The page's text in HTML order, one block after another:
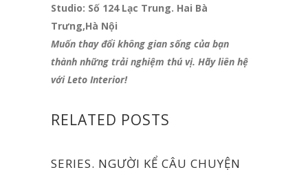
Studio: Số 124 Lạc Trung. Hai Bà
Trưng,Hà Nội
Muốn thay đổi không gian sống của bạn
thành những trải nghiệm thú vị. Hãy liên hệ
với Leto Interior!
RELATED POSTS
SERIES. NGƯỜI KỂ CÂU CHUYỆN